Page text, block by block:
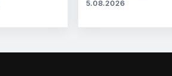
5.08.2026